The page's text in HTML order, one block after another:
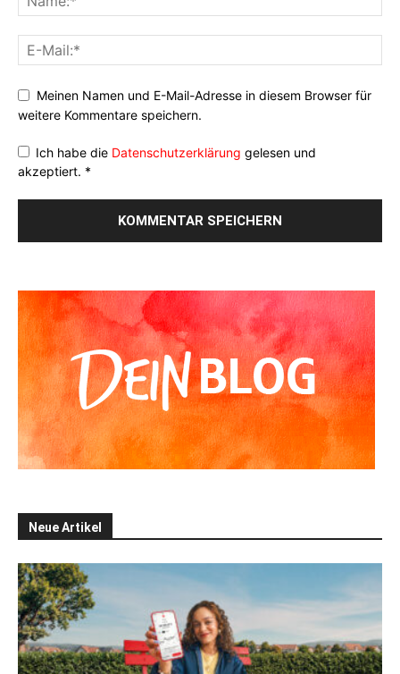
Meinen Namen und E-Mail-Adresse in diesem Browser für
weitere Kommentare speichern.
Ich habe die Datenschutzerklärung gelesen und
akzeptiert. *
Neue Artikel